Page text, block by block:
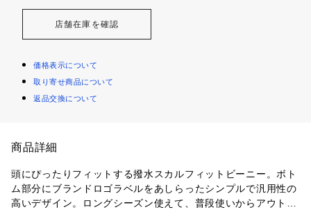
店舗在庫を確認
価格表示について
取り寄せ商品について
返品交換について
商品詳細
頭にぴったりフィットする撥水スカルフィットビーニー。ボト
ム部分にブランドロゴラベルをあしらったシンプルで汎用性の
高いデザイン。ロングシーズン使えて、普段使いからアウトド